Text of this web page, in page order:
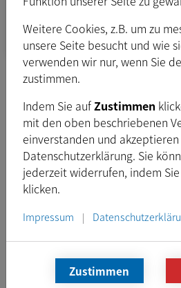
DFG/USB2pro, hergestellet
Source.
Version:
2.1.0
Freigegeben:
Feb. 2025
Typ:
ZIP
Dateigröße:
1,7 MB
Download
Voraussetzungen
Weitere Cookies, z.B. um zu
unsere Seite besucht und wie
verwenden wir nur, wenn Sie
zustimmen.
Indem Sie aufZustimmen
mit den oben beschriebenen
einverstanden und akzeptieren
Datenschutzerklärung. Sie
jederzeit widerrufen, indem
klicken.
Impressum |
Zustimmen